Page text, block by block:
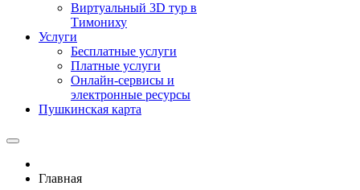
Виртуальный 3D тур в
Тимониху
Услуги
Бесплатные услуги
Платные услуги
Онлайн-сервисы и
электронные ресурсы
Пушкинская карта
Главная